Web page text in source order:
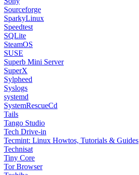
Sourceforge
SparkyLinux
Speedtest
SQLite
SteamOS
SUSE
Superb Mini Server
SuperX
Sylpheed
Syslogs
systemd
SystemRescueCd
Tails
Tango Studio
Tech Drive-in
Tecmint: Linux Howtos, Tutorials & Guides
Technisat
Tiny Core
Tor Browser